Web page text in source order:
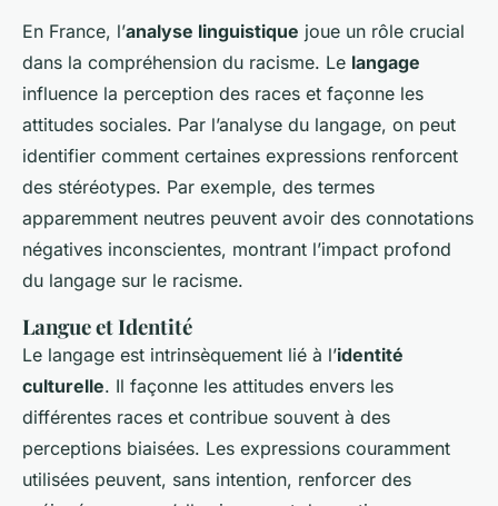
En France, l’analyse linguistique joue un rôle crucial
dans la compréhension du racisme. Le langage
influence la perception des races et façonne les
attitudes sociales. Par l’analyse du langage, on peut
identifier comment certaines expressions renforcent
des stéréotypes. Par exemple, des termes
apparemment neutres peuvent avoir des connotations
négatives inconscientes, montrant l’impact profond
du langage sur le racisme.
Langue et Identité
Le langage est intrinsèquement lié à l’identité
culturelle. Il façonne les attitudes envers les
différentes races et contribue souvent à des
perceptions biaisées. Les expressions couramment
utilisées peuvent, sans intention, renforcer des